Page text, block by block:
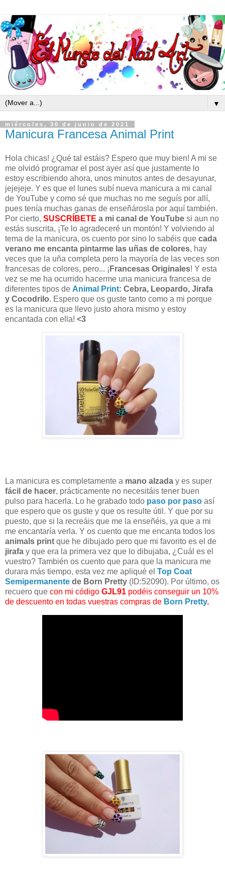
▼
miércoles, 30 de junio de 2021
Manicura Francesa Animal Print
Hola chicas! ¿Qué tal estáis? Espero que muy bien! A mi se
me olvidó programar el post ayer así que justamente lo
estoy escribiendo ahora, unos minutos antes de desayunar,
jejejeje. Y es que el lunes subí nueva manicura a mi canal
de YouTube y como sé que muchas no me seguís por allí,
pues tenía muchas ganas de enseñárosla por aquí también.
Por cierto, SUSCRÍBETE a mi canal de YouTube si aun no
estás suscrita, ¡Te lo agradeceré un montón! Y volviendo al
tema de la manicura, os cuento por sino lo sabéis que cada
verano me encanta pintarme las uñas de colores, hay
veces que la uña completa pero la mayoría de las veces son
francesas de colores, pero... ¡ Francesas Originales! Y esta
vez se me ha ocurrido hacerme una manicura francesa de
diferentes tipos de Animal Print: Cebra, Leopardo, Jirafa
y Cocodrilo. Espero que os guste tanto como a mi porque
es la manicura que llevo justo ahora mismo y estoy
encantada con ella! <3
La manicura es completamente a mano alzada y es super
fácil de hacer, prácticamente no necesitáis tener buen
pulso para hacerla. Lo he grabado todo paso por paso así
que espero que os guste y que os resulte útil. Y que por su
puesto, que si la recreáis que me la enseñéis, ya que a mi
me encantaría verla. Y os cuento que me encanta todos los
animals print que he dibujado pero que mi favorito es el de
jirafa y que era la primera vez que lo dibujaba, ¿Cuál es el
vuestro? También os cuento que para que la manicura me
durara más tiempo, esta vez me apliqué el Top Coat
Semipermanente de Born Pretty (ID:52090). Por último, os
recuero que con mi código GJL91 podéis conseguir un 10%
de descuento en todas vuestras compras de Born Pretty.